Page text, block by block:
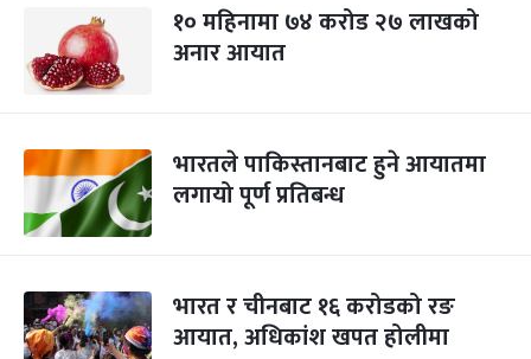
१० महिनामा ७४ करोड २७ लाखको
अनार आयात
भारतले पाकिस्तानबाट हुने आयातमा
लगायो पूर्ण प्रतिबन्ध
भारत र चीनबाट १६ करोडको रङ
आयात, अधिकांश खपत होलीमा